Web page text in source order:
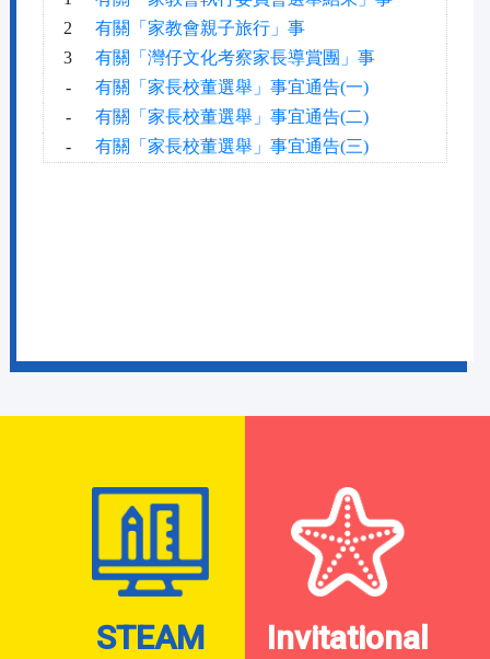
2
有關「家教會親子旅行」事
3
有關「灣仔文化考察家長導賞團」事
-
有關「家長校董選舉」事宜通告(一)
-
有關「家長校董選舉」事宜通告(二)
-
有關「家長校董選舉」事宜通告(三)
STEAM
Invitational